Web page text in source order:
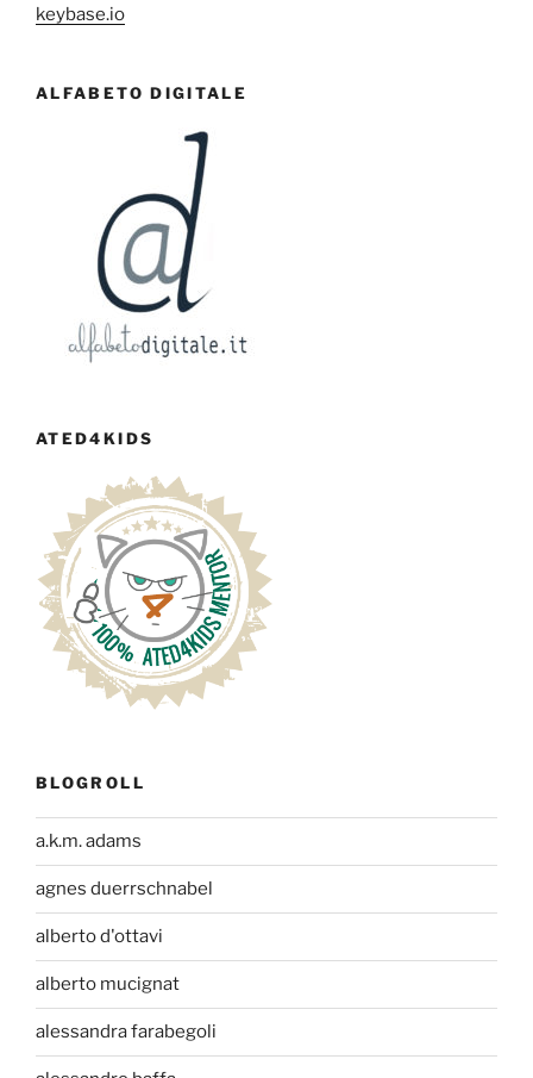
keybase.io
ALFABETO DIGITALE
ATED4KIDS
BLOGROLL
a.k.m. adams
agnes duerrschnabel
alberto d'ottavi
alberto mucignat
alessandra farabegoli